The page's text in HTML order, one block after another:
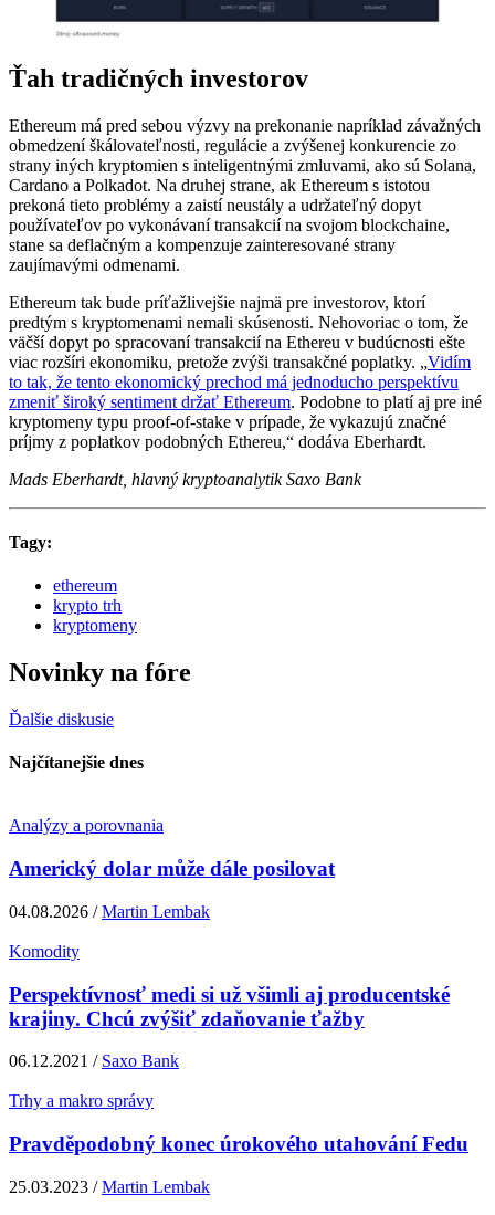
Ťah tradičných investorov
Ethereum má pred sebou výzvy na prekonanie napríklad závažných
obmedzení škálovateľnosti, regulácie a zvýšenej konkurencie zo
strany iných kryptomien s inteligentnými zmluvami, ako sú Solana,
Cardano a Polkadot. Na druhej strane, ak Ethereum s istotou
prekoná tieto problémy a zaistí neustály a udržateľný dopyt
používateľov po vykonávaní transakcií na svojom blockchaine,
stane sa deflačným a kompenzuje zainteresované strany
zaujímavými odmenami.
Ethereum tak bude príťažlivejšie najmä pre investorov, ktorí
predtým s kryptomenami nemali skúsenosti. Nehovoriac o tom, že
väčší dopyt po spracovaní transakcií na Ethereu v budúcnosti ešte
viac rozšíri ekonomiku, pretože zvýši transakčné poplatky. „Vidím
to tak, že tento ekonomický prechod má jednoducho perspektívu
zmeniť široký sentiment držať Ethereum. Podobne to platí aj pre iné
kryptomeny typu proof-of-stake v prípade, že vykazujú značné
príjmy z poplatkov podobných Ethereu,“ dodáva Eberhardt.
Mads Eberhardt, hlavný kryptoanalytik Saxo Bank
Tagy:
ethereum
krypto trh
kryptomeny
Novinky na fóre
Ďalšie diskusie
Najčítanejšie dnes
Analýzy a porovnania
Americký dolar může dále posilovat
04.08.2026 /Martin Lembak
Komodity
Perspektívnosť medi si už všimli aj producentské
krajiny. Chcú zvýšiť zdaňovanie ťažby
06.12.2021 / Saxo Bank
Trhy a makro správy
Pravděpodobný konec úrokového utahování Fedu
25.03.2023 /Martin Lembak